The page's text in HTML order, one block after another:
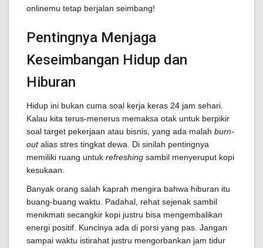
onlinemu tetap berjalan seimbang!
Pentingnya Menjaga
Keseimbangan Hidup dan
Hiburan
Hidup ini bukan cuma soal kerja keras 24 jam sehari.
Kalau kita terus-menerus memaksa otak untuk berpikir
soal target pekerjaan atau bisnis, yang ada malah burn-
outalias stres tingkat dewa. Di sinilah pentingnya
memiliki ruang untuk refreshing sambil menyeruput kopi
kesukaan.
Banyak orang salah kaprah mengira bahwa hiburan itu
buang-buang waktu. Padahal, rehat sejenak sambil
menikmati secangkir kopi justru bisa mengembalikan
energi positif. Kuncinya ada di porsi yang pas. Jangan
sampai waktu istirahat justru mengorbankan jam tidur